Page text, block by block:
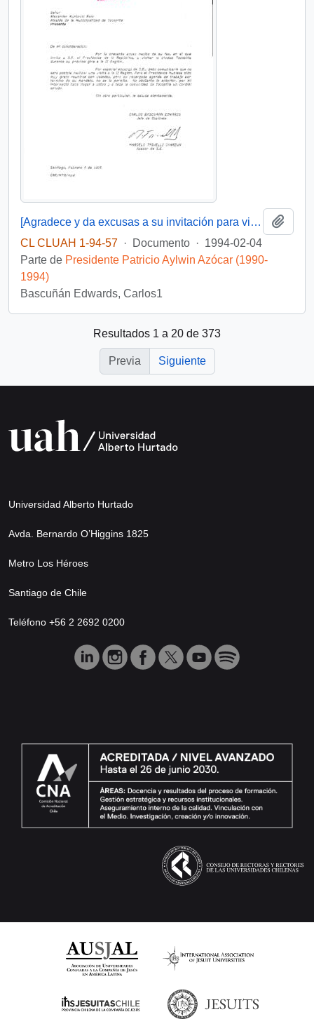
[Agradece y da excusas a su invitación para visitar la ciudad de Tocopilla durante la próxima gira a la II Región]
CL CLUAH 1-94-57 · Documento · 1994-02-04
Parte de Presidente Patricio Aylwin Azócar (1990-
1994)
Bascuñán Edwards, Carlos1
Resultados 1 a 20 de 373
Previa Siguiente
Universidad Alberto Hurtado
Avda. Bernardo O’Higgins 1825
Metro Los Héroes
Santiago de Chile
Teléfono +56 2 2692 0200